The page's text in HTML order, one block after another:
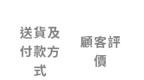
送貨及
付款方
式
顧客評
價